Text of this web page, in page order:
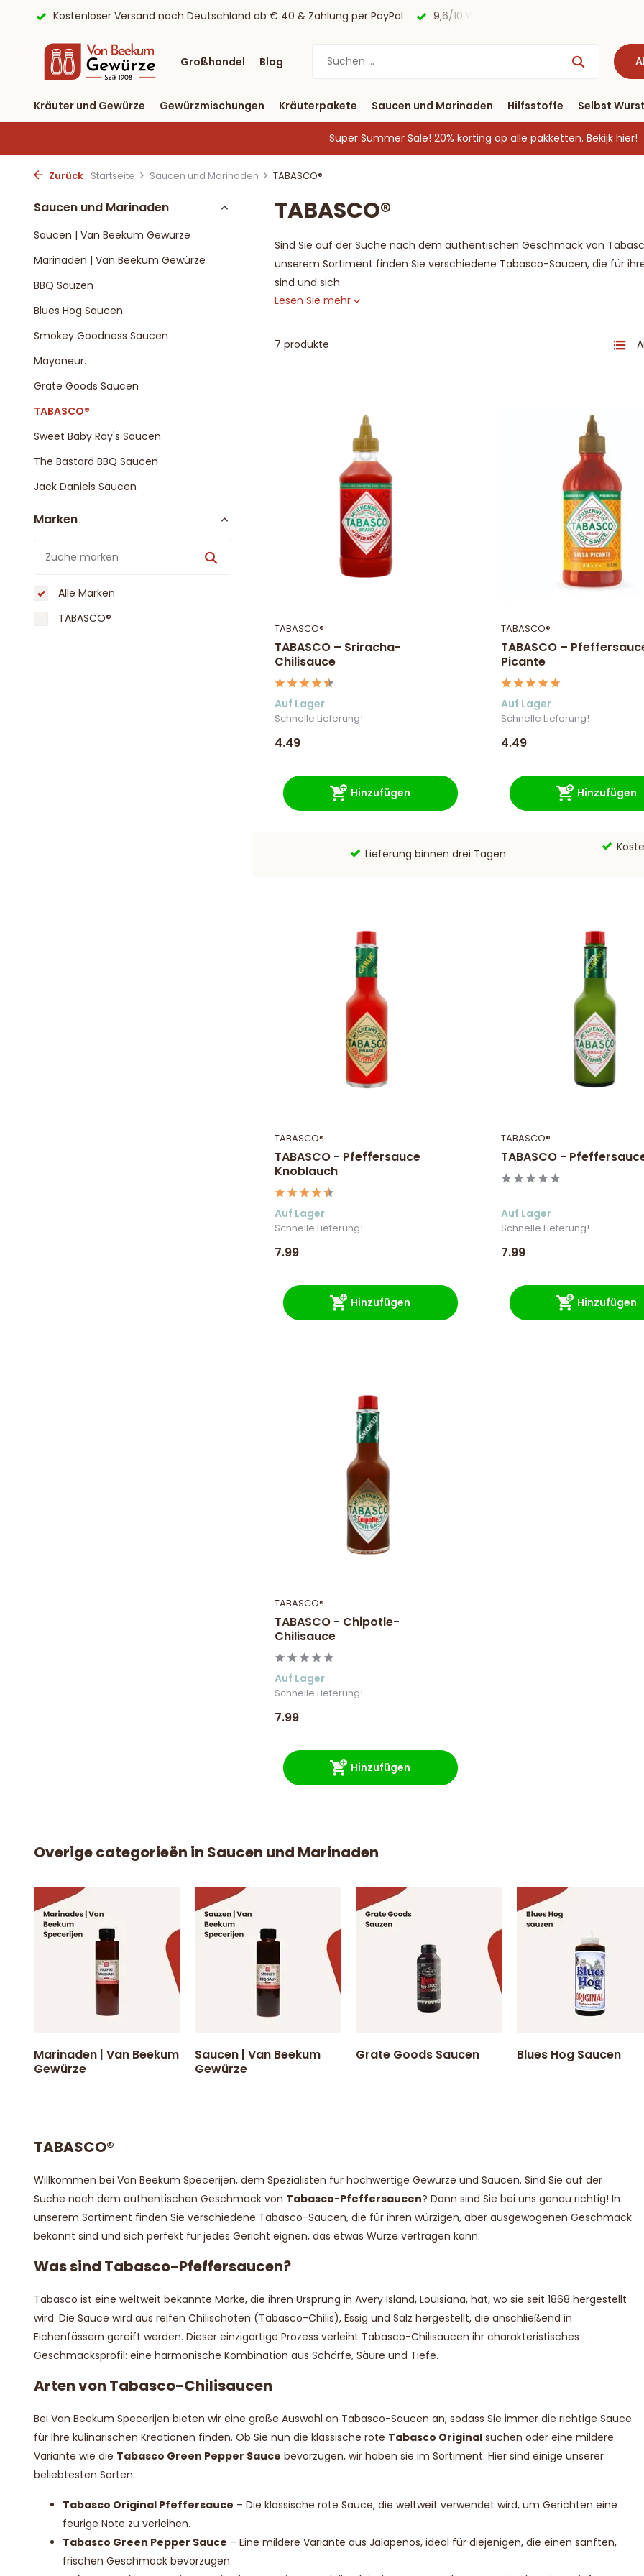
Kostenloser Versand nach Deutschland ab € 40 & Zahlung per PayPal 9,6/10 Webwinkelkeur ✔ Lieferung
Großhandel Blog
Kräuter und Gewürze Gewürzmischungen Kräuterpakete Saucen und Marinaden Hilfsstoffe Selbst
Super Summer Sale! 20% korting op alle pakketten. Bekijk hier!
Zurück Startseite Saucen und Marinaden TABASCO®
Saucen und Marinaden
Saucen | Van Beekum Gewürze
Marinaden | Van Beekum Gewürze
BBQ Sauzen
Blues Hog Saucen
Smokey Goodness Saucen
Mayoneur.
Grate Goods Saucen
TABASCO®
Sweet Baby Ray's Saucen
The Bastard BBQ Saucen
Jack Daniels Saucen
Marken
Alle Marken
TABASCO®
TABASCO®
Sind Sie auf der Suche nach dem authentischen Geschmack von
unserem Sortiment finden Sie verschiedene Tabasco-Saucen, die für
sind und sich
Lesen Sie mehr
7 produkte
TABASCO®
TABASCO – Sriracha-
Chilisauce
Auf Lager
Schnelle Lieferung!
4.49
Hinzufügen
TABASCO®
TABASCO –
Picante
Auf Lager
Schnelle Lieferung!
4.49
Hinzufügen
Lieferung binnen drei Tagen
TABASCO®
TABASCO - Pfeffersauce
Knoblauch
Auf Lager
Schnelle Lieferung!
7.99
Hinzufügen
TABASCO®
TABASCO -
Auf Lager
Schnelle Lieferung!
7.99
Hinzufügen
TABASCO®
TABASCO - Chipotle-
Chilisauce
Auf Lager
Schnelle Lieferung!
7.99
Hinzufügen
Overige categorieën in Saucen und Marinaden
Marinaden | Van Beekum
Gewürze
Saucen | Van Beekum
Gewürze
Grate Goods Saucen Blues Hog Saucen
TABASCO®
Willkommen bei Van Beekum Specerijen, dem Spezialisten für hochwertige Gewürze und Saucen. Sind Sie auf der
Suche nach dem authentischen Geschmack von Tabasco-Pfeffersaucen? Dann sind Sie bei uns genau richtig! In
unserem Sortiment finden Sie verschiedene Tabasco-Saucen, die für ihren würzigen, aber ausgewogenen Geschmack
bekannt sind und sich perfekt für jedes Gericht eignen, das etwas Würze vertragen kann.
Was sind Tabasco-Pfeffersaucen?
Tabasco ist eine weltweit bekannte Marke, die ihren Ursprung in Avery Island, Louisiana, hat, wo sie seit 1868 hergestellt
wird. Die Sauce wird aus reifen Chilischoten (Tabasco-Chilis), Essig und Salz hergestellt, die anschließend in
Eichenfässern gereift werden. Dieser einzigartige Prozess verleiht Tabasco-Chilisaucen ihr charakteristisches
Geschmacksprofil: eine harmonische Kombination aus Schärfe, Säure und Tiefe.
Arten von Tabasco-Chilisaucen
Bei Van Beekum Specerijen bieten wir eine große Auswahl an Tabasco-Saucen an, sodass Sie immer die richtige Sauce
für Ihre kulinarischen Kreationen finden. Ob Sie nun die klassische rote Tabasco Original suchen oder eine mildere
Variante wie die Tabasco Green Pepper Sauce bevorzugen, wir haben sie im Sortiment. Hier sind einige unserer
beliebtesten Sorten:
Tabasco Original Pfeffersauce – Die klassische rote Sauce, die weltweit verwendet wird, um Gerichten eine
feurige Note zu verleihen.
Tabasco Green Pepper Sauce – Eine mildere Variante aus Jalapeños, ideal für diejenigen, die einen sanften,
frischen Geschmack bevorzugen.